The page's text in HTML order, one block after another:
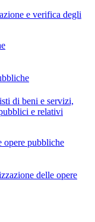
e verifica degli
di beni e servizi,
e relativi
opere pubbliche
delle opere